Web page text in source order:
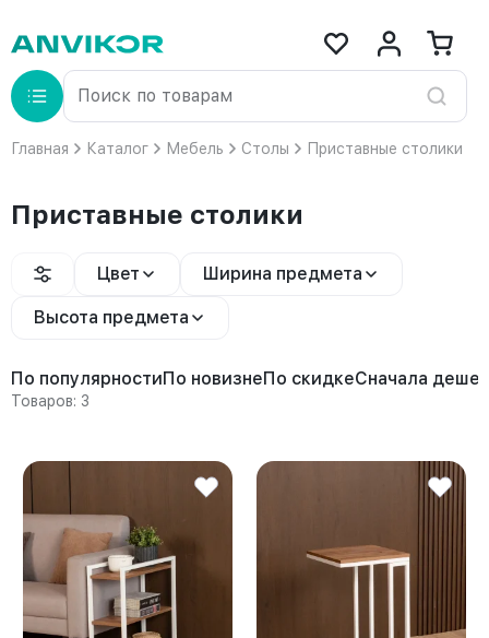
Главная Каталог Мебель Столы Приставные столики
Приставные столики
Цвет Ширина предмета
Высота предмета
По популярностиПо новизнеПо скидкеСначала
Товаров: 3